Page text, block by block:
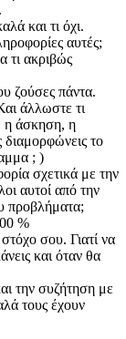
και τι όχι.
αυτές;
τι ακριβώς
ζούσες πάντα.
άλλωστε τι
η άσκηση, η
το
; )
σχετικά με την
αυτοί από την
προβλήματα;
%
σου. Γιατί να
και όταν θα
την συζήτηση με
τους έχουν